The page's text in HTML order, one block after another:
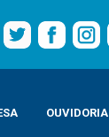
OUVIDORIA